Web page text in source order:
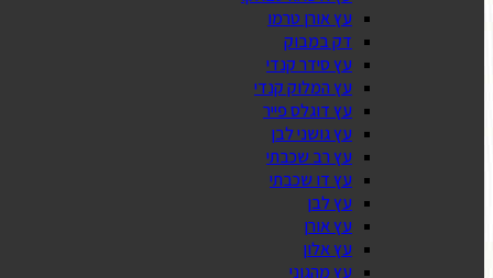
עץ אורן טרמו
דק במבוק
עץ סידר קנדי
עץ המלוק קנדי
עץ דוגלס פייר
עץ גושני לבן
עץ רב שכבתי
עץ דו שכבתי
עץ לבן
עץ אורן
עץ אלון
עץ מהגוני